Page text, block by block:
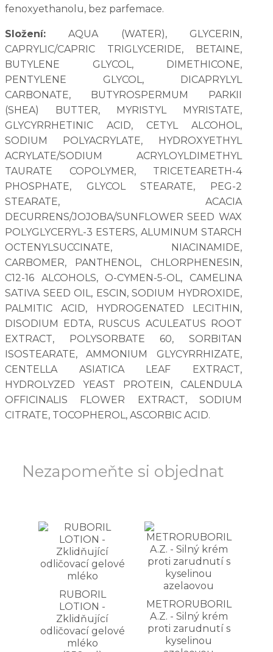
fenoxyethanolu, bez parfemace.
Složení: AQUA (WATER), GLYCERIN,
CAPRYLIC/CAPRIC TRIGLYCERIDE, BETAINE,
BUTYLENE GLYCOL, DIMETHICONE,
PENTYLENE GLYCOL, DICAPRYLYL
CARBONATE, BUTYROSPERMUM PARKII
(SHEA) BUTTER, MYRISTYL MYRISTATE,
GLYCYRRHETINIC ACID, CETYL ALCOHOL,
SODIUM POLYACRYLATE, HYDROXYETHYL
ACRYLATE/SODIUM ACRYLOYLDIMETHYL
TAURATE COPOLYMER, TRICETEARETH-4
PHOSPHATE, GLYCOL STEARATE, PEG-2
STEARATE, ACACIA
DECURRENS/JOJOBA/SUNFLOWER SEED WAX
POLYGLYCERYL-3 ESTERS, ALUMINUM STARCH
OCTENYLSUCCINATE, NIACINAMIDE,
CARBOMER, PANTHENOL, CHLORPHENESIN,
C12-16 ALCOHOLS, O-CYMEN-5-OL, CAMELINA
SATIVA SEED OIL, ESCIN, SODIUM HYDROXIDE,
PALMITIC ACID, HYDROGENATED LECITHIN,
DISODIUM EDTA, RUSCUS ACULEATUS ROOT
EXTRACT, POLYSORBATE 60, SORBITAN
ISOSTEARATE, AMMONIUM GLYCYRRHIZATE,
CENTELLA ASIATICA LEAF EXTRACT,
HYDROLYZED YEAST PROTEIN, CALENDULA
OFFICINALIS FLOWER EXTRACT, SODIUM
CITRATE, TOCOPHEROL, ASCORBIC ACID.
Nezapomeňte si objednat
RUBORIL
LOTION -
Zklidňující
odličovací gelové
mléko
METRORUBORIL
A.Z. - Silný krém
proti zarudnutí s
kyselinou